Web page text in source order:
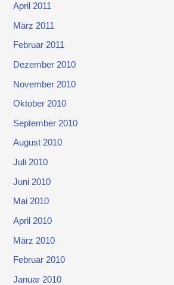
April 2011
März 2011
Februar 2011
Dezember 2010
November 2010
Oktober 2010
September 2010
August 2010
Juli 2010
Juni 2010
Mai 2010
April 2010
März 2010
Februar 2010
Januar 2010